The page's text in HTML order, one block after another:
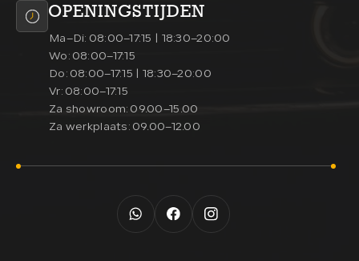
OPENINGSTIJDEN
Ma–Di: 08:00–17:15 | 18:30–20:00
Wo: 08:00–17:15
Do: 08:00–17:15 | 18:30–20:00
Vr: 08:00–17:15
Za showroom: 09.00–15.00
Za werkplaats: 09.00–12.00